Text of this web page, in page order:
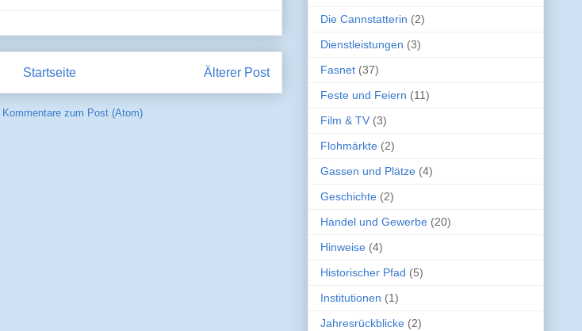
Älterer Post
Startseite
Kommentare zum Post (Atom)
Die Cannstatterin (2)
Dienstleistungen (3)
Fasnet (37)
Feste und Feiern (11)
Film & TV (3)
Flohmärkte (2)
Gassen und Plätze (4)
Geschichte (2)
Handel und Gewerbe (20)
Hinweise (4)
Historischer Pfad (5)
Institutionen (1)
Jahresrückblicke (2)